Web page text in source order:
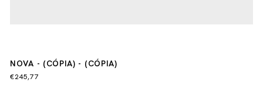
NOVA - (CÓPIA) - (CÓPIA)
€245,77